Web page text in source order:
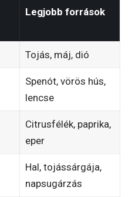
Legjobb források
Tojás, máj, dió
Spenót, vörös hús,
lencse
Citrusfélék, paprika,
eper
Hal, tojássárgája,
napsugárzás